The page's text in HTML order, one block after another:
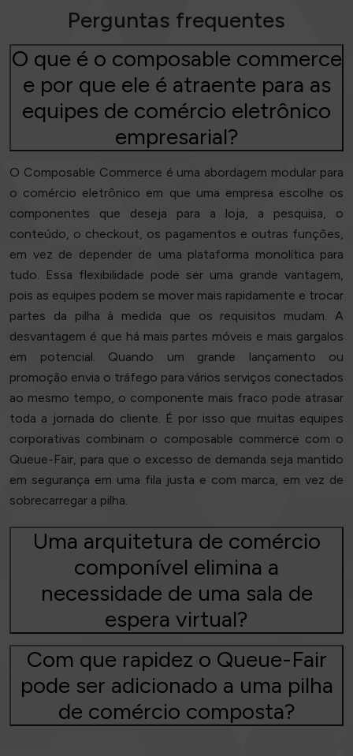
Perguntas frequentes
O que é o composable commerce
e por que ele é atraente para as
equipes de comércio eletrônico
empresarial?
O Composable Commerce é uma abordagem modular para
o comércio eletrônico em que uma empresa escolhe os
componentes que deseja para a loja, a pesquisa, o
conteúdo, o checkout, os pagamentos e outras funções,
em vez de depender de uma plataforma monolítica para
tudo. Essa flexibilidade pode ser uma grande vantagem,
pois as equipes podem se mover mais rapidamente e trocar
partes da pilha à medida que os requisitos mudam. A
desvantagem é que há mais partes móveis e mais gargalos
em potencial. Quando um grande lançamento ou
promoção envia o tráfego para vários serviços conectados
ao mesmo tempo, o componente mais fraco pode atrasar
toda a jornada do cliente. É por isso que muitas equipes
corporativas combinam o composable commerce com o
Queue-Fair, para que o excesso de demanda seja mantido
em segurança em uma fila justa e com marca, em vez de
sobrecarregar a pilha.
Uma arquitetura de comércio
componível elimina a
necessidade de uma sala de
espera virtual?
Com que rapidez o Queue-Fair
pode ser adicionado a uma pilha
de comércio composta?